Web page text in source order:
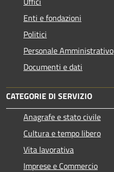
Enti e fondazioni
Politici
Personale Amministrativo
Documenti e dati
CATEGORIE DI SERVIZIO
Anagrafe e stato civile
Cultura e tempo libero
Vita lavorativa
Imprese e Commercio